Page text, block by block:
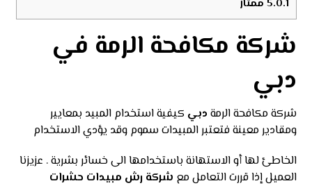
5.0.1 ممتاز
شركة مكافحة الرمة في
دبي
شركة مكافحة الرمة دبي كيفية استخدام المبيد بمعايير
ومقادير معينة فتعتبر المبيدات سموم وقد يؤدي الاستخدام
الخاطئ لها أو الاستهانة باستخدامها الى خسائر بشرية . عزيزنا
العميل إذا قررت التعامل مع شركة رش مبيدات حشرات